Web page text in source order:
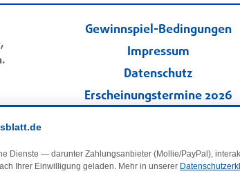
Gewinnspiel-Bedingungen
Impressum
Datenschutz
Erscheinungstermine 2026
Kleinanzeigen
Dienste — darunter Zahlungsanbieter (Mollie/PayPal),
Ihrer Einwilligung geladen. Mehr in unserer